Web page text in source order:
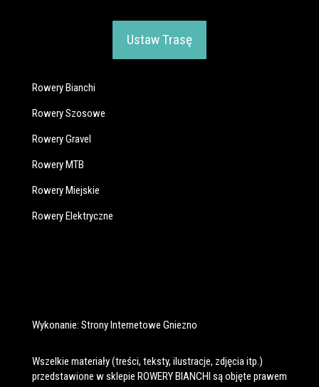
Ustaw Trasę
Rowery Bianchi
Rowery Szosowe
Rowery Gravel
Rowery MTB
Rowery Miejskie
Rowery Elektryczne
Wykonanie: Strony Internetowe Gniezno
Wszelkie materiały (treści, teksty, ilustracje, zdjęcia itp.)
przedstawione w sklepie ROWERY BIANCHI są objęte prawem